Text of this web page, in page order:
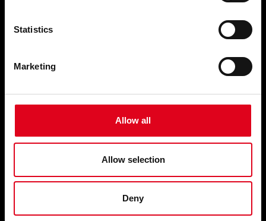
Statistics
Marketing
Allow all
Allow selection
Deny
08003 Barcelona
programacio@fundaciojoanbrossa.cat
Segueix-nos a les xarxes